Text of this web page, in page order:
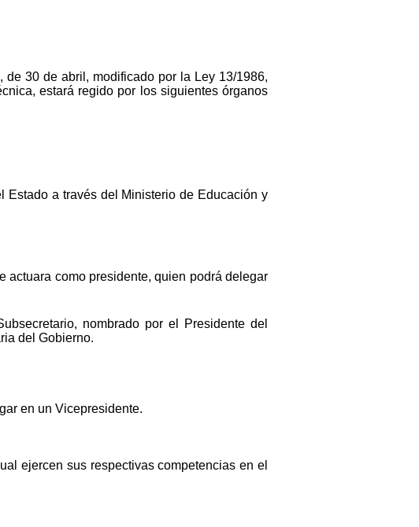
30 de abril, modificado por la Ley 13/1986,
estará regido por los siguientes órganos
Estado a través del Ministerio de Educación y
actuara como presidente, quien podrá delegar
nombrado por el Presidente del
del Gobierno.
en un Vicepresidente.
ejercen sus respectivas competencias en el